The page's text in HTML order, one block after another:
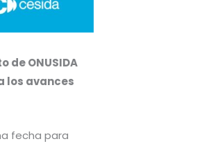
de ONUSIDA
los avances
fecha para